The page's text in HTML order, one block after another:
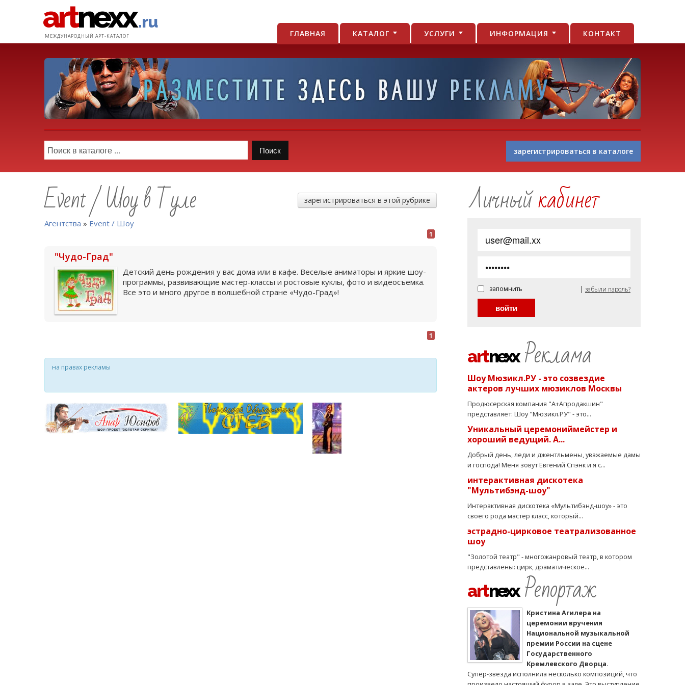
artnexx.ru
МЕЖДУНАРОДНЫЙ АРТ-КАТАЛОГ ГЛАВНАЯ КАТАЛОГ УСЛУГИ ИНФОРМАЦИЯ КОНТАКТ
зарегистрироваться в каталоге
Event / Шоу в Туле
Агентства » Event / Шоу
зарегистрироваться в этой рубрике
1
"Чудо-Град"
Детский день рождения у вас дома или в кафе. Веселые аниматоры и яркие шоу-
программы, развивающие мастер-классы и ростовые куклы, фото и видеосъемка.
Все это и много другое в волшебной стране «Чудо-Град»!
1
на правах рекламы
Личныйкабинет
запомнить | забыли пароль?
artnexx Реклама
Шоу Мюзикл.РУ - это созвездие
актеров лучших мюзиклов Москвы
Продюсерская компания "А+Апродакшин"
представляет: Шоу "Мюзикл.РУ" - это...
Уникальный церемониймейстер и
хороший ведущий. А...
Добрый день, леди и джентльмены, уважаемые дамы
и господа! Меня зовут Евгений Спэнк и я с...
интерактивная дискотека
"Мультибэнд-шоу"
Интерактивная дискотека «Мультибэнд-шоу» - это
своего рода мастер класс, который...
эстрадно-цирковое театрализованное
шоу
"Золотой театр" - многожанровый театр, в котором
представлены: цирк, драматическое...
artnexx Репортаж
Кристина Агилера на
церемонии вручения
Национальной музыкальной
премии России на сцене
Государственного
Кремлевского Дворца.
Супер-звезда исполнила несколько композиций, что